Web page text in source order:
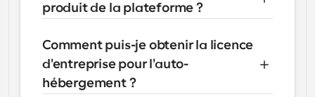
produit de la plateforme ?
Comment puis-je obtenir la licence
d'entreprise pour l'auto-
hébergement ?